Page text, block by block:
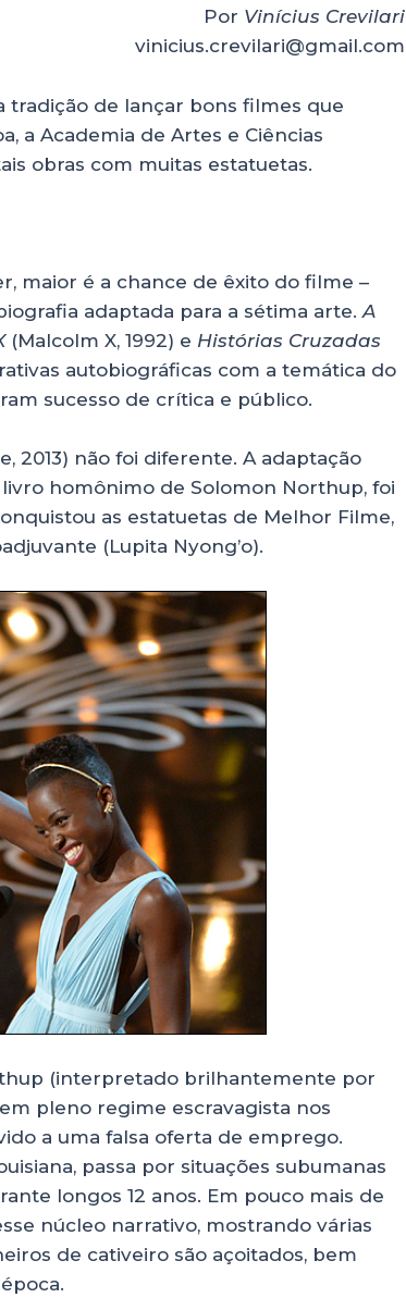
Por Vinícius Crevilari
vinicius.crevilari@gmail.com
de lançar bons filmes que
a Academia de Artes e Ciências
obras com muitas estatuetas.
maior é a chance de êxito do filme –
adaptada para a sétima arte. A
(Malcolm X, 1992) e Histórias Cruzadas
autobiográficas com a temática do
sucesso de crítica e público.
2013) não foi diferente. A adaptação
homônimo de Solomon Northup, foi
as estatuetas de Melhor Filme,
(Lupita Nyong’o).
(interpretado brilhantemente por
pleno regime escravagista nos
a uma falsa oferta de emprego.
passa por situações subumanas
longos 12 anos. Em pouco mais de
núcleo narrativo, mostrando várias
de cativeiro são açoitados, bem